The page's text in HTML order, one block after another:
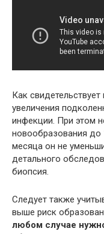
Как
увеличения
инфекции. При этом
новообразования до
месяца он не
детального
биопсия.
Следует также
выше риск
любом случае